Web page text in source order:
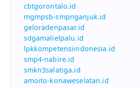
cbtgorontalo.id
mgmpsb-smpnganjuk.id
geloradenpasar.id
sdgamalielpalu.id
lpkkompetensiindonesia.id
smp4-nabire.id
smkn3salatiga.id
amoito-konaweselatan.id